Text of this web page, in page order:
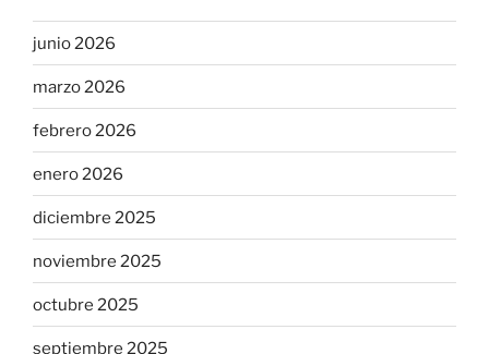
junio 2026
marzo 2026
febrero 2026
enero 2026
diciembre 2025
noviembre 2025
octubre 2025
septiembre 2025